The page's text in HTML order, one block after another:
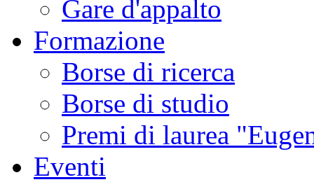
Gare d'appalto
Formazione
Borse di ricerca
Borse di studio
Premi di laurea
Eventi